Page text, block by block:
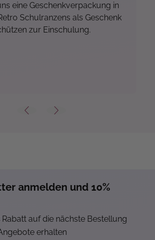
eine Geschenkverpackung in
Schulranzens als Geschenk
zur Einschulung.
anmelden und 10%
Rabatt auf die nächste Bestellung
erhalten